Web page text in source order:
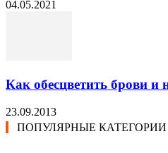
04.05.2021
Как обесцветить брови и
23.09.2013
ПОПУЛЯРНЫЕ КАТЕГОРИИ